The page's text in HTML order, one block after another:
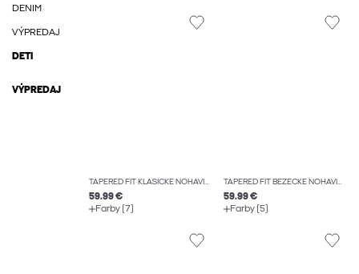
DENIM
VÝPREDAJ
DETI
VÝPREDAJ
TAPERED FIT KLASICKÉ NOHAVICE
59.99 €
Farby (7)
TAPERED FIT BEŽECKÉ NOHAVICE
59.99 €
Farby (5)